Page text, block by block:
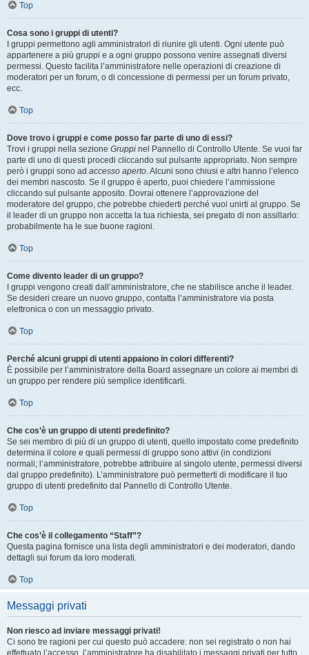
Top
Cosa sono i gruppi di utenti?
I gruppi permettono agli amministratori di riunire gli utenti. Ogni utente può
appartenere a più gruppi e a ogni gruppo possono venire assegnati diversi
permessi. Questo facilita l’amministratore nelle operazioni di creazione di
moderatori per un forum, o di concessione di permessi per un forum privato,
ecc.
Top
Dove trovo i gruppi e come posso far parte di uno di essi?
Trovi i gruppi nella sezione Gruppi nel Pannello di Controllo Utente. Se vuoi far
parte di uno di questi procedi cliccando sul pulsante appropriato. Non sempre
però i gruppi sono ad accesso aperto. Alcuni sono chiusi e altri hanno l’elenco
dei membri nascosto. Se il gruppo è aperto, puoi chiedere l’ammissione
cliccando sul pulsante apposito. Dovrai ottenere l’approvazione del
moderatore del gruppo, che potrebbe chiederti perché vuoi unirti al gruppo. Se
il leader di un gruppo non accetta la tua richiesta, sei pregato di non assillarlo:
probabilmente ha le sue buone ragioni.
Top
Come divento leader di un gruppo?
I gruppi vengono creati dall’amministratore, che ne stabilisce anche il leader.
Se desideri creare un nuovo gruppo, contatta l’amministratore via posta
elettronica o con un messaggio privato.
Top
Perché alcuni gruppi di utenti appaiono in colori differenti?
È possibile per l’amministratore della Board assegnare un colore ai membri di
un gruppo per rendere più semplice identificarli.
Top
Che cos’è un gruppo di utenti predefinito?
Se sei membro di più di un gruppo di utenti, quello impostato come predefinito
determina il colore e quali permessi di gruppo sono attivi (in condizioni
normali; l’amministratore, potrebbe attribuire al singolo utente, permessi diversi
dal gruppo predefinito). L’amministratore può permetterti di modificare il tuo
gruppo di utenti predefinito dal Pannello di Controllo Utente.
Top
Che cos’è il collegamento “Staff”?
Questa pagina fornisce una lista degli amministratori e dei moderatori, dando
dettagli sui forum da loro moderati.
Top
Messaggi privati
Non riesco ad inviare messaggi privati!
Ci sono tre ragioni per cui questo può accadere: non sei registrato o non hai
effettuato l’accesso, l’amministratore ha disabilitato i messaggi privati per tutto